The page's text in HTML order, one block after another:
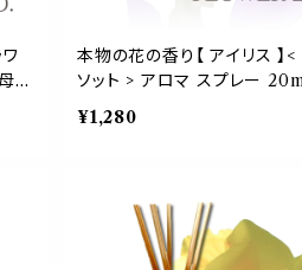
本物の花の香り【 アイリス 】
ソット > アロマ スプレー
レグランス 香水 枕 カバー 国
菌 寝具 空間 ベッド 睡眠 お
¥1,280